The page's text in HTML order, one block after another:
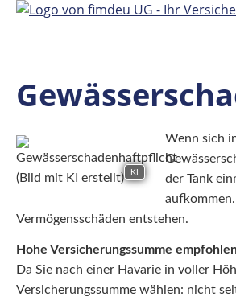
KI
Wenn sich
der Tank
Vermögensschäden entstehen.
Hohe Versicherungssumme
Da Sie nach einer Havarie in voller
Versicherungssumme wählen: nicht